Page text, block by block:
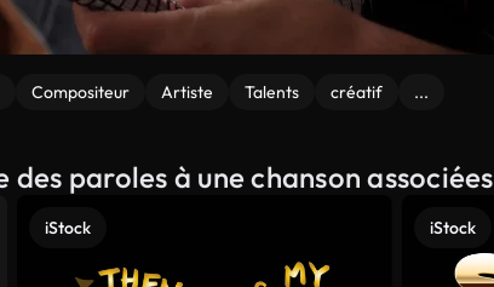
Compositeur Artiste Talents créatif ...
paroles à une chanson associées
iStock iStock